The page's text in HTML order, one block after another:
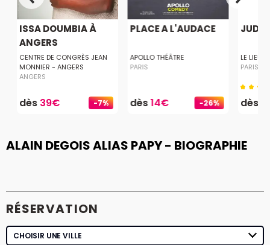
-7%
ISSA DOUMBIA À
ANGERS
CENTRE DE CONGRÈS JEAN
MONNIER - ANGERS
ANGERS
dès 39€ -26%
PLACE A L'AUDACE
APOLLO THÉÂTRE
PARIS
dès14€
LE LIEU
PARIS
dès
ALAIN DEGOIS ALIAS PAPY - BIOGRAPHIE
RÉSERVATION